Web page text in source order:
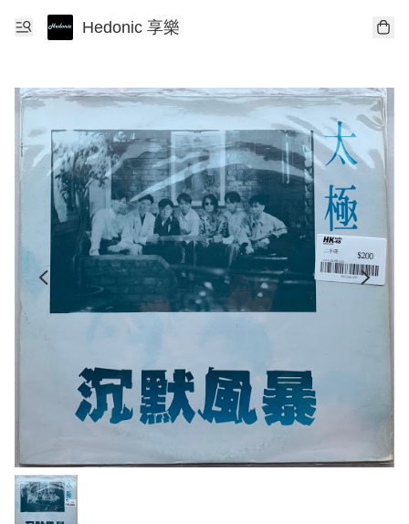
Hedonic 享樂